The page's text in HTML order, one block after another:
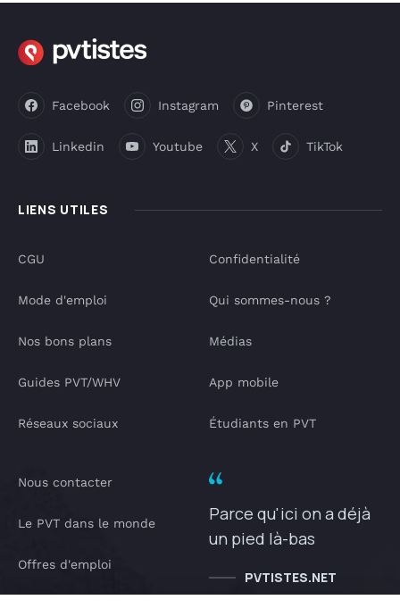
LIENS UTILES
Facebook Instagram Pinterest
Linkedin Youtube X TikTok
CGU
Mode d'emploi
Nos bons plans
Guides PVT/WHV
Réseaux sociaux
Confidentialité
Qui sommes-nous ?
Médias
App mobile
Étudiants en PVT
Nous contacter
Le PVT dans le monde
Offres d'emploi
Parce qu'ici on a déjà
un pied là-bas
PVTISTES.NET